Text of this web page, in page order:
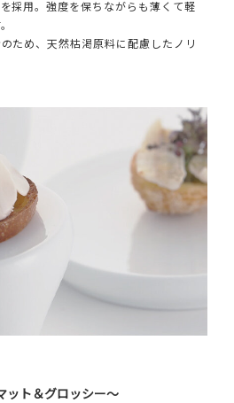
採用。強度を保ちながらも薄くて軽
ため、天然枯渇原料に配慮したノリ
ット＆グロッシー～